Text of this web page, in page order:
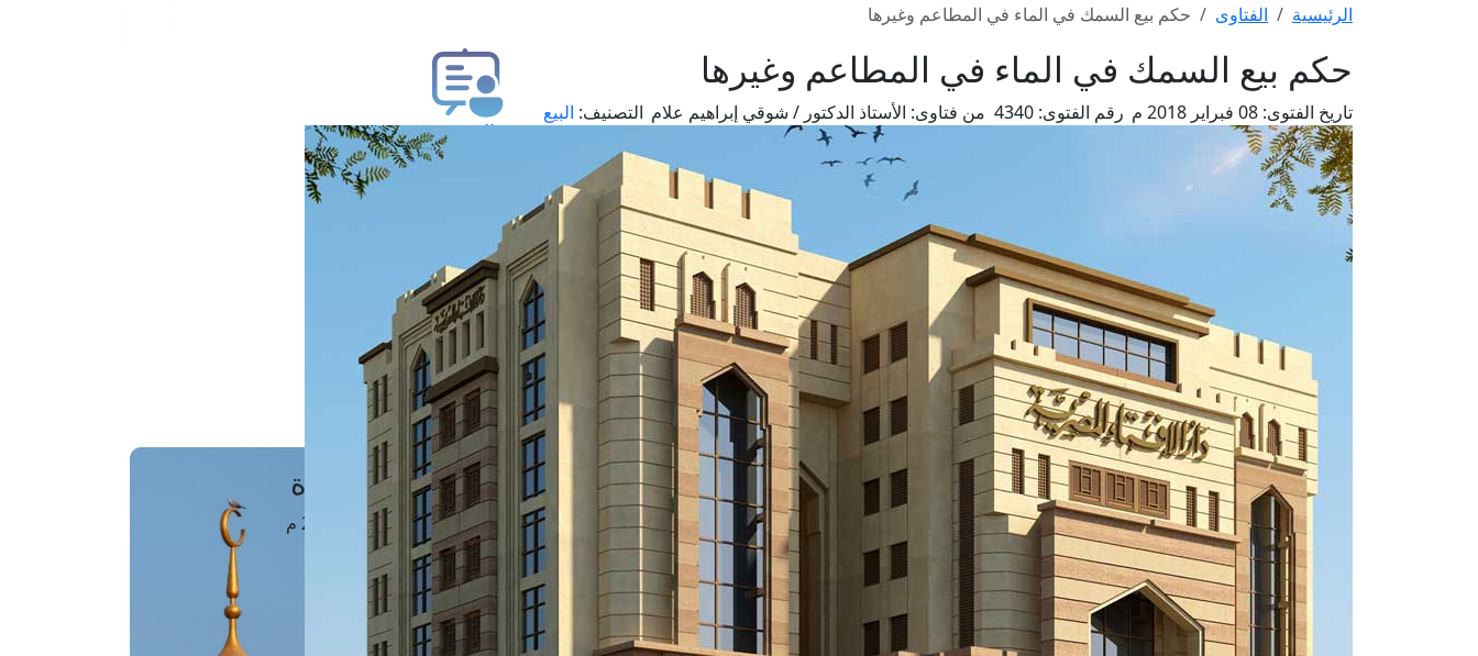
الرئيسية الفتاوى حكم بيع السمك في الماء في المطاعم وغيرها
حكم بيع السمك في الماء في المطاعم وغيرها
تاريخ الفتوى: رقم الفتوى: 4340 من فتاوى: الأستاذ الدكتور / شوقي إبراهيم علام التصنيف: البيع
طلب فتوى
استعلام عن فتوى
حجز موعد
الفتوى الهاتفية
مَواقِيتُ الصَّـــلاة
القاهرة · 06 أغسطس 2026 م
الفجر
4 :40
الشروق
6 :17